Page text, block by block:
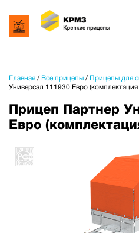
Главная / Все прицепы / Прицепы для
Универсал 111930 Евро
Прицеп Партнер
Евро